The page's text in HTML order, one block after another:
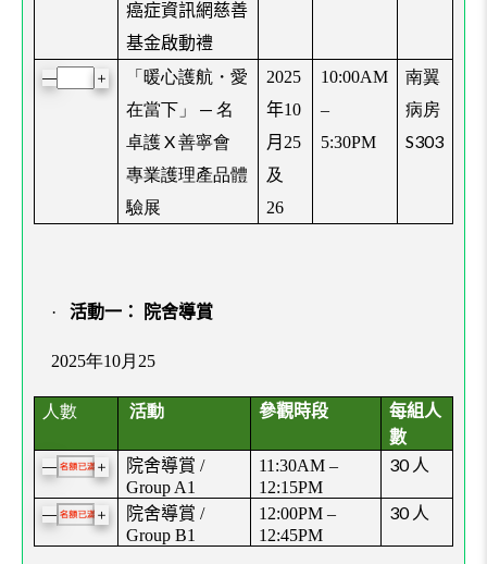
癌症資訊網慈善
基金啟動禮
— ＋
「暖心護航・愛
在當下」 — 名
卓護 X 善寧會
專業護理產品體
驗展
2025
年10
月 25
及
26
10:00AM
–
5:30PM
南翼
病房
S303
· 活動一： 院舍導賞
2025年10月25
人數 活動 參觀時段 每組人
數
— ＋ 院舍導賞 /
Group A1
11:30AM –
12:15PM
30 人
— ＋ 院舍導賞 /
Group B1
12:00PM –
12:45PM
30 人